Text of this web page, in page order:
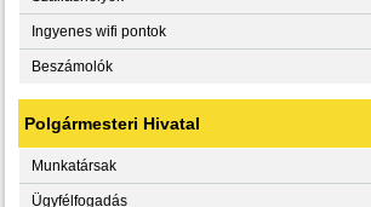
Ingyenes wifi pontok
Beszámolók
Polgármesteri Hivatal
Munkatársak
Ügyfélfogadás